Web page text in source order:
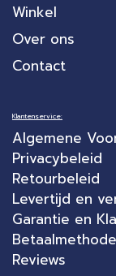
Winkel
Over ons
Contact
Klantenservice:
Algemene
Privacybeleid
Retourbeleid
Levertijd en
Garantie en
Reviews